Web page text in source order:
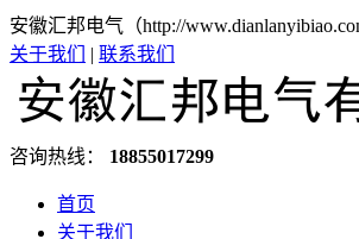
安徽汇邦电气（http://
关于我们
| 联系我们
咨询热线： 18855017299
首页
关于我们